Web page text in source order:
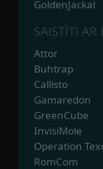
GoldenJackal
SAISTĪTI AR
Attor
Buhtrap
Callisto
Gamaredon
GreenCube
InvisiMole
Operation
RomCom